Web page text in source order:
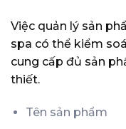
Việc quản lý sản
spa có thể kiểm
cung cấp đủ sản
thiết.
Tên sản phẩm